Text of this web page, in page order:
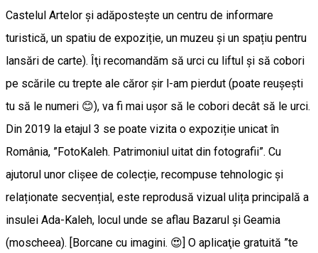
Castelul Artelor și adăpostește un centru de informare
turistică, un spatiu de expoziție, un muzeu și un spațiu pentru
lansări de carte). Îţi recomandăm să urci cu liftul și să cobori
pe scările cu trepte ale căror șir l-am pierdut (poate reușești
tu să le numeri 😊), va fi mai ușor să le cobori decât să le urci.
Din 2019 la etajul 3 se poate vizita o expoziție unicat în
România, ”FotoKaleh. Patrimoniul uitat din fotografii”. Cu
ajutorul unor clișee de colecție, recompuse tehnologic și
relaționate secvențial, este reprodusă vizual ulița principală a
insulei Ada-Kaleh, locul unde se aflau Bazarul și Geamia
(moscheea). [Borcane cu imagini. 😍] O aplicaţie gratuită ”te